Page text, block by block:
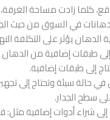
كلما زادت مساحة الغرفة،
في السوق من حيث
الدهان يؤثر على التكلفة
طبقات إضافية من الدهان
إلى طبقات إضافية.
في حالة سيئة وتحتاج إلى
سطح الجدار.
شراء أدوات إضافية